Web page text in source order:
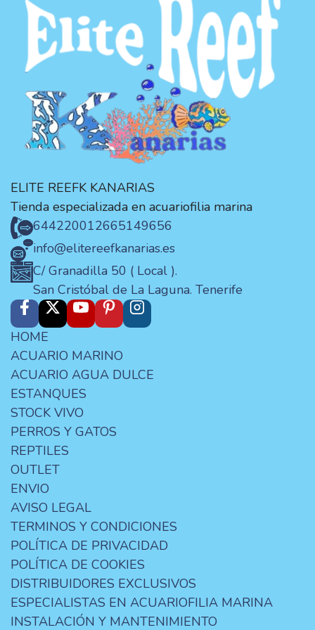
ELITE REEFK KANARIAS
Tienda especializada en acuariofilia marina
644220012665149656
info@elitereefkanarias.es
C/ Granadilla 50 ( Local ).
San Cristóbal de La Laguna. Tenerife
HOME
ACUARIO MARINO
ACUARIO AGUA DULCE
ESTANQUES
STOCK VIVO
PERROS Y GATOS
REPTILES
OUTLET
ENVIO
AVISO LEGAL
TERMINOS Y CONDICIONES
POLÍTICA DE PRIVACIDAD
POLÍTICA DE COOKIES
DISTRIBUIDORES EXCLUSIVOS
ESPECIALISTAS EN ACUARIOFILIA MARINA
INSTALACIÓN Y MANTENIMIENTO